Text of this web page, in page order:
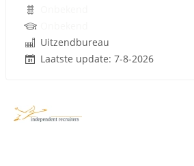
Uitzendbureau
Laatste update: 7-8-2026